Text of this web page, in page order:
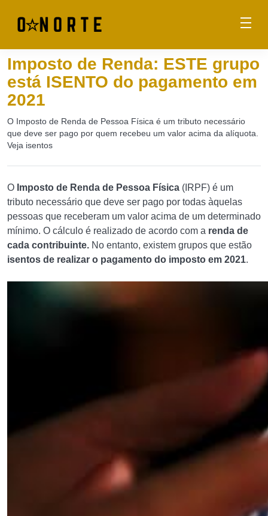
Imposto de Renda: ESTE grupo
está ISENTO do pagamento em
2021
O Imposto de Renda de Pessoa Física é um tributo necessário
que deve ser pago por quem recebeu um valor acima da alíquota.
Veja isentos
O Imposto de Renda de Pessoa Física (IRPF) é um
tributo necessário que deve ser pago por todas àquelas
pessoas que receberam um valor acima de um determinado
mínimo. O cálculo é realizado de acordo com a renda de
cada contribuinte. No entanto, existem grupos que estão
isentos de realizar o pagamento do imposto em 2021.